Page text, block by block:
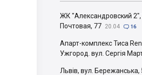
ЖК "Александровский 2",
Почтовая, 77 20.04  16
Апарт-комплекс Тиса
Ужгород. вул. Сергія
Львів, вул. Бережанська,